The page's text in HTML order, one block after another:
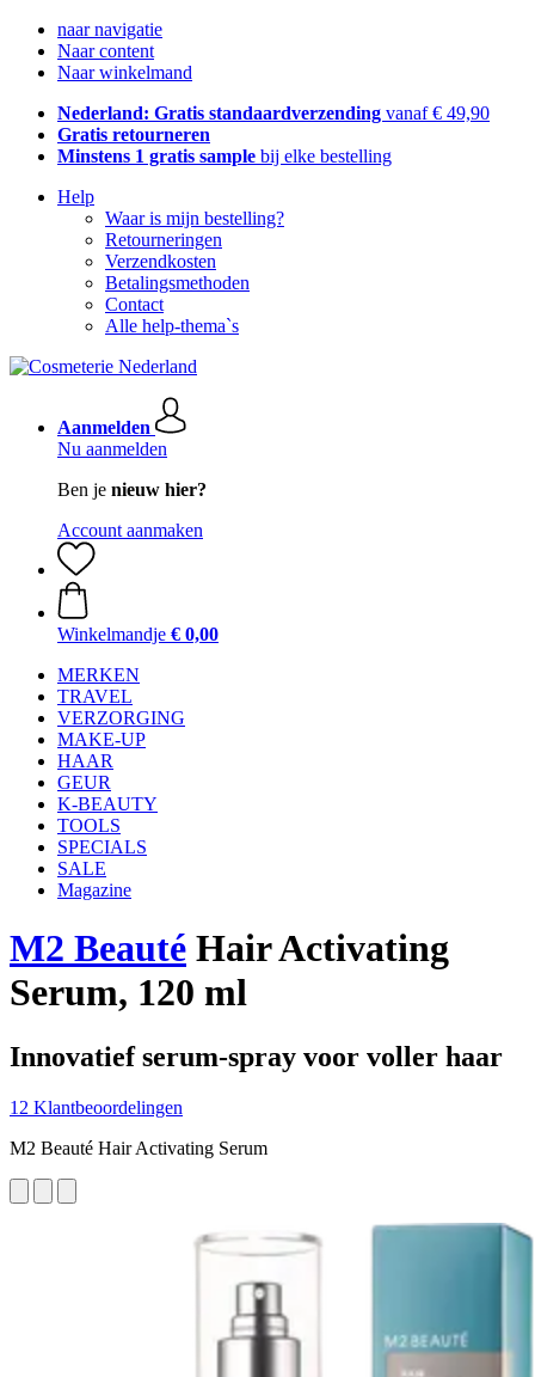
naar navigatie
Naar content
Naar winkelmand
Nederland: Gratis standaardverzending vanaf € 49,90
Gratis retourneren
Minstens 1 gratis sample bij elke bestelling
Help
Waar is mijn bestelling?
Retourneringen
Verzendkosten
Betalingsmethoden
Contact
Alle help-thema`s
Aanmelden
Nu aanmelden
Ben je nieuw hier?
Account aanmaken
Winkelmandje € 0,00
MERKEN
TRAVEL
VERZORGING
MAKE-UP
HAAR
GEUR
K-BEAUTY
TOOLS
SPECIALS
SALE
Magazine
M2 Beauté Hair Activating
Serum, 120 ml
Innovatief serum-spray voor voller haar
12 Klantbeoordelingen
M2 Beauté Hair Activating Serum